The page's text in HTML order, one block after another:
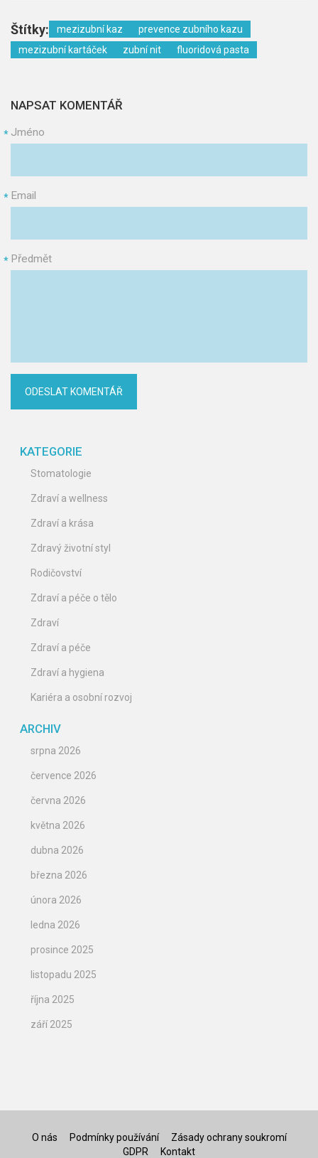
Štítky: mezizubní kaz
prevence zubního kazu
mezizubní kartáček
zubní nit fluoridová pasta
NAPSAT KOMENTÁŘ
Jméno
*
Email
*
Předmět
*
KATEGORIE
Stomatologie
Zdraví a wellness
Zdraví a krása
Zdravý životní styl
Rodičovství
Zdraví a péče o tělo
Zdraví
Zdraví a péče
Zdraví a hygiena
Kariéra a osobní rozvoj
ARCHIV
srpna 2026
července 2026
června 2026
května 2026
dubna 2026
března 2026
února 2026
ledna 2026
prosince 2025
listopadu 2025
října 2025
září 2025
O nás Podmínky používání
Zásady ochrany soukromí
GDPR
Kontakt